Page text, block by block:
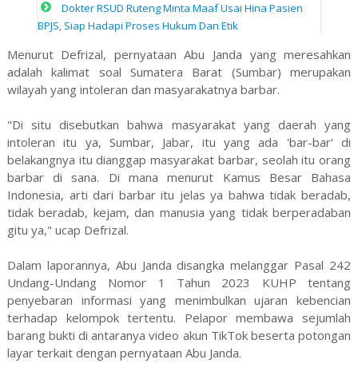
Dokter RSUD Ruteng Minta Maaf Usai Hina Pasien
BPJS, Siap Hadapi Proses Hukum Dan Etik
Menurut Defrizal, pernyataan Abu Janda yang meresahkan
adalah kalimat soal Sumatera Barat (Sumbar) merupakan
wilayah yang intoleran dan masyarakatnya barbar.
"Di situ disebutkan bahwa masyarakat yang daerah yang
intoleran itu ya, Sumbar, Jabar, itu yang ada 'bar-bar' di
belakangnya itu dianggap masyarakat barbar, seolah itu orang
barbar di sana. Di mana menurut Kamus Besar Bahasa
Indonesia, arti dari barbar itu jelas ya bahwa tidak beradab,
tidak beradab, kejam, dan manusia yang tidak berperadaban
gitu ya," ucap Defrizal.
Dalam laporannya, Abu Janda disangka melanggar Pasal 242
Undang-Undang Nomor 1 Tahun 2023 KUHP tentang
penyebaran informasi yang menimbulkan ujaran kebencian
terhadap kelompok tertentu. Pelapor membawa sejumlah
barang bukti di antaranya video akun TikTok beserta potongan
layar terkait dengan pernyataan Abu Janda.